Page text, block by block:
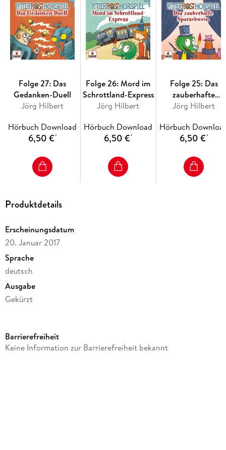
Folge 27: Das
Gedanken-Duell
Jörg Hilbert
Hörbuch Download
6,50 €*
Folge 26: Mord im
Schrottland-Express
Jörg Hilbert
Hörbuch Download
6,50 €*
Folge 25: Das
zauberhafte
Sparschwein
Jörg Hilbert
Hörbuch
6,50 €*
Produktdetails
Erscheinungsdatum
20. Januar 2017
Sprache
deutsch
Ausgabe
Gekürzt
Laufzeit
Barrierefreiheit
Keine Information zur Barrierefreiheit bekannt